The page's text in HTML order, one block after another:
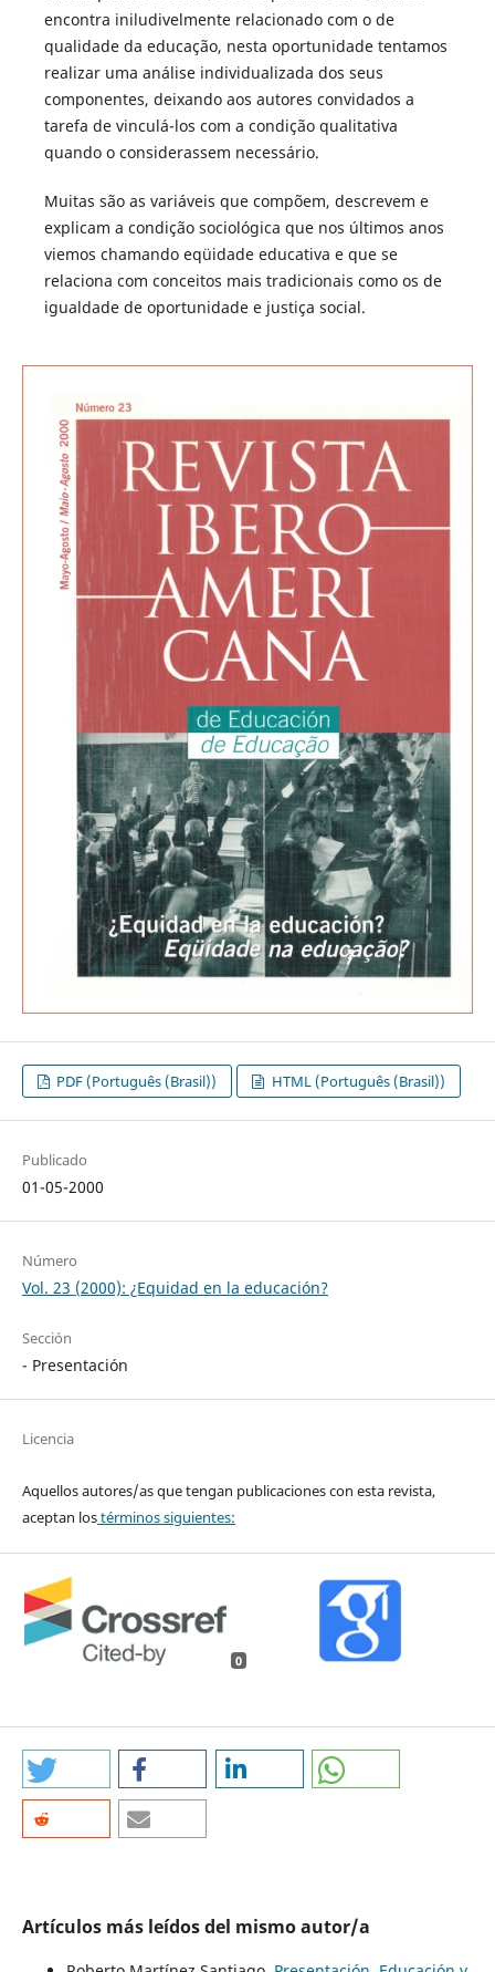
encontra iniludivelmente relacionado com o de
qualidade da educação, nesta oportunidade tentamos
realizar uma análise individualizada dos seus
componentes, deixando aos autores convidados a
tarefa de vinculá-los com a condição qualitativa
quando o considerassem necessário.
Muitas são as variáveis que compõem, descrevem e
explicam a condição sociológica que nos últimos anos
viemos chamando eqüidade educativa e que se
relaciona com conceitos mais tradicionais como os de
igualdade de oportunidade e justiça social.
PDF (Português (Brasil)) HTML (Português (Brasil))
Publicado
01-05-2000
Número
Vol. 23 (2000): ¿Equidad en la educación?
Sección
- Presentación
Licencia
Aquellos autores/as que tengan publicaciones con esta revista,
aceptan lostérminos siguientes:
0
Artículos más leídos del mismo autor/a